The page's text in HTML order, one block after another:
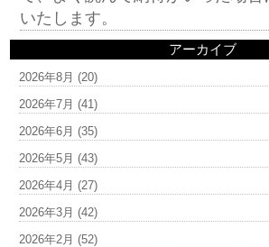
いたします。
アーカイブ
2026年8月 (20)
2026年7月 (41)
2026年6月 (35)
2026年5月 (43)
2026年4月 (27)
2026年3月 (42)
2026年2月 (52)